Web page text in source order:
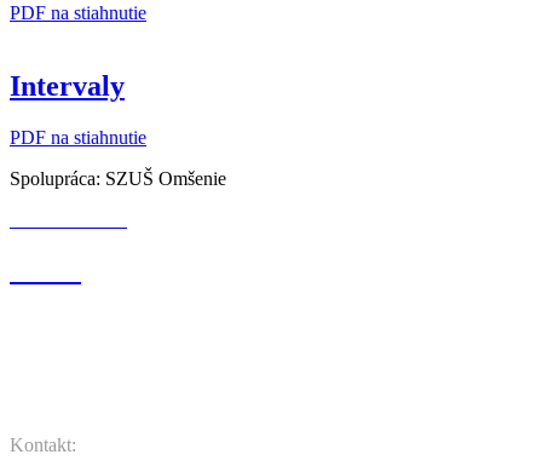
PDF na stiahnutie
Intervaly
PDF na stiahnutie
Spolupráca: SZUŠ Omšenie
Kontakt: